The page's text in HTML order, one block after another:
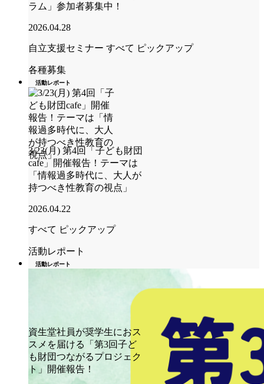
ラム」参加者募集中！
2026.04.28
自立支援セミナー すべて ピックアップ
各種募集
活動レポート
3/23(月) 第4回「子ども財団
cafe」開催報告！テーマは
「情報過多時代に、大人が
持つべき性教育の視点」
2026.04.22
すべて ピックアップ
活動レポート
活動レポート
資生堂社員が奨学生におス
スメを届ける「第3回子ど
も財団つながるプロジェク
ト」開催報告！